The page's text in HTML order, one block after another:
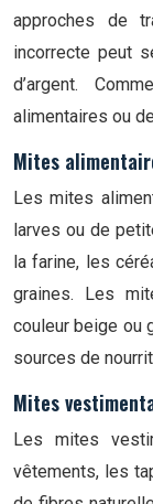
approches de
incorrecte peut
d’argent.
alimentaires ou
Mites
Les mites
larves ou de
la farine, les
graines. Les
couleur beige ou
sources de
Mites
Les mites
vêtements, les